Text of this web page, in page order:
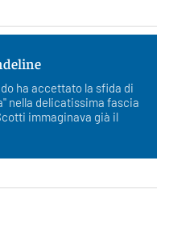
ha accettato la sfida di
nella delicatissima fascia
immaginava già il